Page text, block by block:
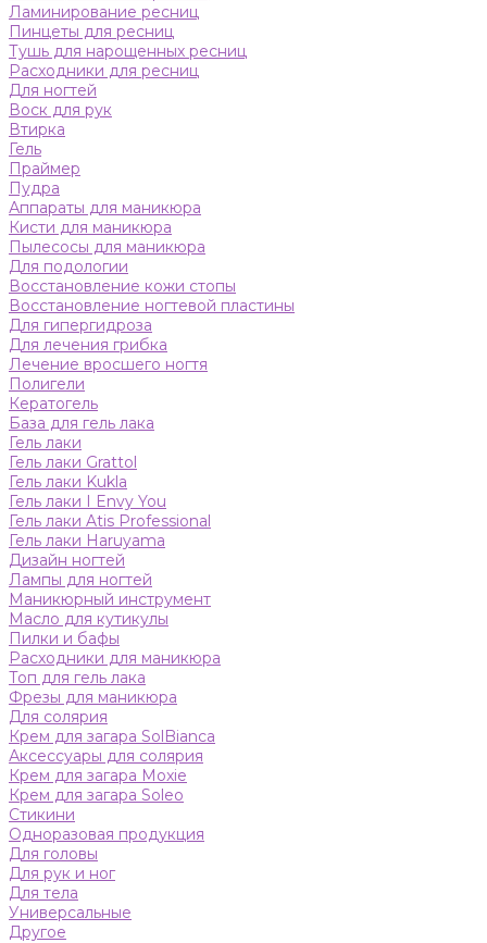
Ламинирование ресниц
Пинцеты для ресниц
Тушь для нарощенных ресниц
Расходники для ресниц
Для ногтей
Воск для рук
Втирка
Гель
Праймер
Пудра
Аппараты для маникюра
Кисти для маникюра
Пылесосы для маникюра
Для подологии
Восстановление кожи стопы
Восстановление ногтевой пластины
Для гипергидроза
Для лечения грибка
Лечение вросшего ногтя
Полигели
Кератогель
База для гель лака
Гель лаки
Гель лаки Grattol
Гель лаки Kukla
Гель лаки I Envy You
Гель лаки Atis Professional
Гель лаки Haruyama
Дизайн ногтей
Лампы для ногтей
Маникюрный инструмент
Масло для кутикулы
Пилки и бафы
Расходники для маникюра
Топ для гель лака
Фрезы для маникюра
Для солярия
Крем для загара SolBianca
Аксессуары для солярия
Крем для загара Moxie
Крем для загара Soleo
Стикини
Одноразовая продукция
Для головы
Для рук и ног
Для тела
Универсальные
Другое